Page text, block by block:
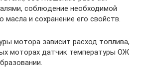
соблюдение необходимой
масла и сохранение его свойств.
мотора зависит расход топлива,
моторах датчик температуры ОЖ